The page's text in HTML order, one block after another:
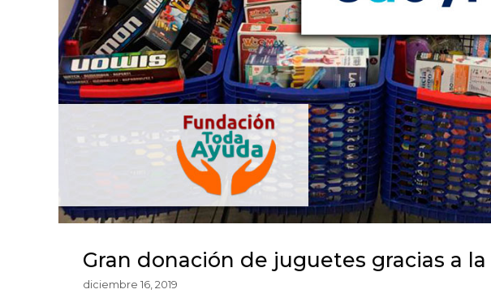
Gran donación de juguetes gracias a
diciembre 16, 2019